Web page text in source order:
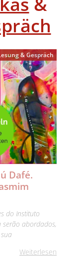
& Gespräch
Dafé.
do Instituto
serão abordados,
Weiterlesen